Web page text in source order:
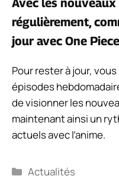
régulièrement,
jour avec One
Pour rester à jour,
épisodes
de visionner les
maintenant ainsi un
actuels avec l’anime.
Catégories
Actualités